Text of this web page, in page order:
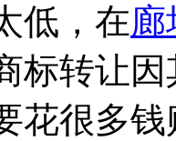
低，在
标转让
花很多